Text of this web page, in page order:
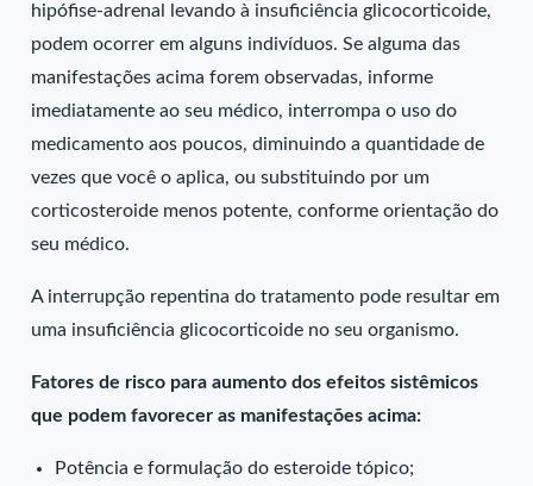
hipófise-adrenal levando à insuficiência glicocorticoide,
podem ocorrer em alguns indivíduos. Se alguma das
manifestações acima forem observadas, informe
imediatamente ao seu médico, interrompa o uso do
medicamento aos poucos, diminuindo a quantidade de
vezes que você o aplica, ou substituindo por um
corticosteroide menos potente, conforme orientação do
seu médico.
A interrupção repentina do tratamento pode resultar em
uma insuficiência glicocorticoide no seu organismo.
Fatores de risco para aumento dos efeitos sistêmicos
que podem favorecer as manifestações acima:
Potência e formulação do esteroide tópico;